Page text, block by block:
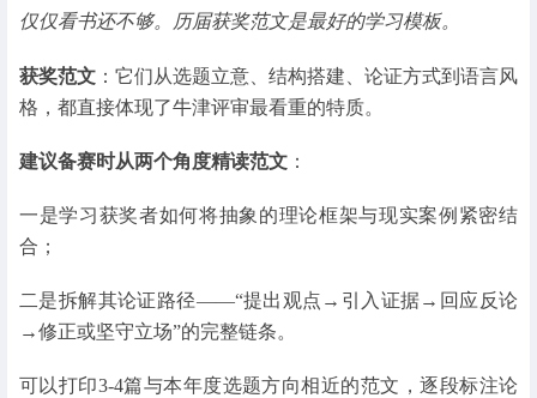
仅仅看书还不够。历届获奖范文是最好的学习模板。
获奖范文 ：它们从选题立意、结构搭建、论证方式到语言风
格，都直接体现了牛津评审最看重的特质。
建议备赛时从两个角度精读范文 ：
一是学习获奖者如何将抽象的理论框架与现实案例紧密结
合；
二是拆解其论证路径——“提出观点→引入证据→回应反论
→修正或坚守立场”的完整链条。
可以打印3-4篇与本年度选题方向相近的范文，逐段标注论